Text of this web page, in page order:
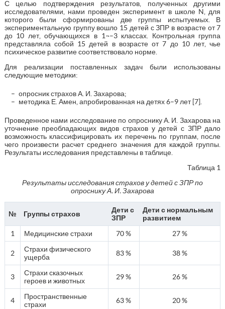
С целью подтверждения результатов, полученных другими
исследователями, нами проведен эксперимент в школе N, для
которого были сформированы две группы испытуемых. В
экспериментальную группу вошло 15 детей с ЗПР в возрасте от 7
до 10 лет, обучающихся в 1¬–3 классах. Контрольная группа
представляла собой 15 детей в возрасте от 7 до 10 лет, чье
психическое развитие соответствовало норме.
Для реализации поставленных задач были использованы
следующие методики:
опросник страхов А. И. Захарова;
методика Е. Амен, апробированная на детях 6–9 лет [7].
Проведенное нами исследование по опроснику А. И. Захарова на
уточнение преобладающих видов страхов у детей с ЗПР дало
возможность классифицировать их перечень по группам, после
чего произвести расчет среднего значения для каждой группы.
Результаты исследования представлены в таблице.
Таблица 1
Результаты исследования страхов у детей с ЗПР по
опроснику А. И. Захарова
№ Группы страхов
Дети с
ЗПР
Дети с нормальным
развитием
1
Медицинские страхи 70 % 27 %
2
Страхи физического
ущерба
83 % 38 %
3
Страхи сказочных
героев и животных
29 % 26 %
4
Пространственные
страхи
63 % 20 %